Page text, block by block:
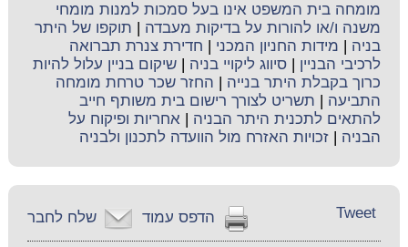
מומחה בית המשפט אינו בעל סמכות למנות מומחי
משנה ו/או להורות על בדיקות מעבדה
תוקפו של היתר
בניה
מידות החניון המכני
חדירת צנרת תברואה
לרכיבי הבניין |סיווג ליקויי בניה |שיקום בניין עלול להיות
כרוך בקבלת היתר בנייה
החזר שכר טרחת מומחה
התביעה
תשריט לצורך רישום בית משותף חייב
להתאים לתכנית היתר הבניה |אחריות ופיקוח על
הבניה |זכויות האזרח מול הוועדה לתכנון ולבניה
שלח לחבר הדפס עמוד Tweet